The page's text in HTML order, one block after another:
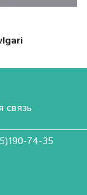
связь
74-35